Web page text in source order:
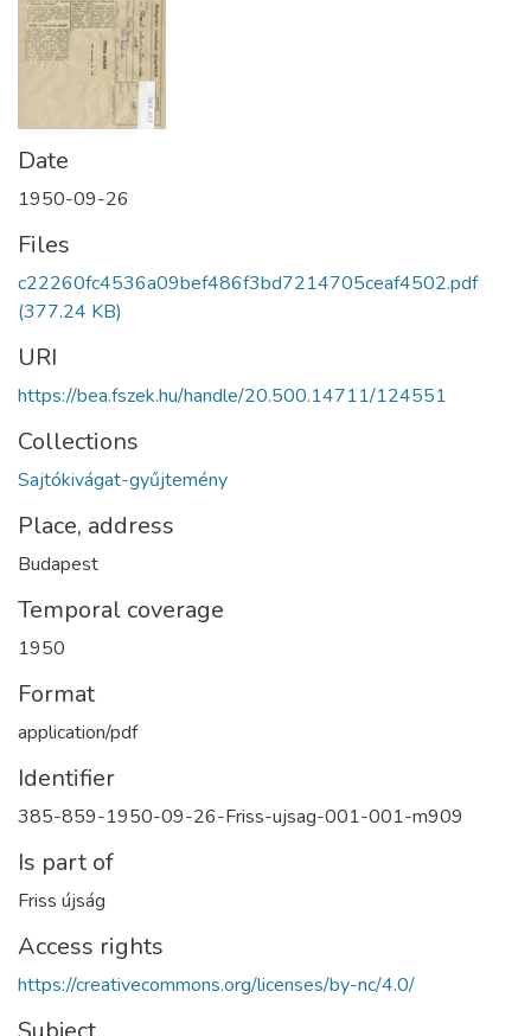
Date
1950-09-26
Files
c22260fc4536a09bef486f3bd7214705ceaf4502.pdf
(377.24 KB)
URI
https://bea.fszek.hu/handle/20.500.14711/124551
Collections
Sajtókivágat-gyűjtemény
Place, address
Budapest
Temporal coverage
1950
Format
application/pdf
Identifier
385-859-1950-09-26-Friss-ujsag-001-001-m909
Is part of
Friss újság
Access rights
https://creativecommons.org/licenses/by-nc/4.0/